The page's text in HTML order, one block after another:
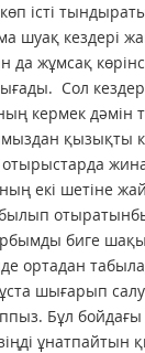
істі
шуақ кездері
да жұмсақ
Сол
кермек дәмін
қызықты
екі шетіне
биге
ортадан
шығарып
Бұл
ұнатпайтын